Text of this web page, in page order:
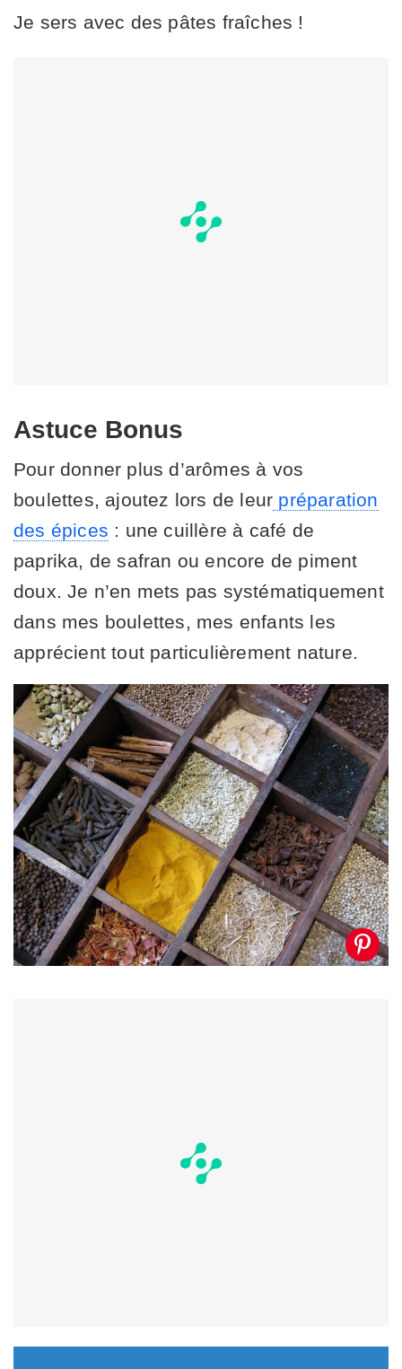
Je sers avec des pâtes fraîches !
Astuce Bonus
Pour donner plus d’arômes à vos
boulettes, ajoutez lors de leur préparation
des épices : une cuillère à café de
paprika, de safran ou encore de piment
doux. Je n’en mets pas systématiquement
dans mes boulettes, mes enfants les
apprécient tout particulièrement nature.